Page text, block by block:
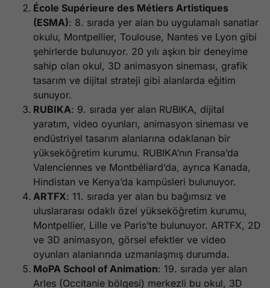
École Supérieure des Métiers Artistiques
(ESMA): 8. sırada yer alan bu uygulamalı sanatlar
okulu, Montpellier, Toulouse, Nantes ve Lyon gibi
şehirlerde bulunuyor. 20 yılı aşkın bir deneyime
sahip olan okul, 3D animasyon sineması, grafik
tasarım ve dijital strateji gibi alanlarda eğitim
sunuyor.
RUBIKA: 9. sırada yer alan RUBIKA, dijital
yaratım, video oyunları, animasyon sineması ve
endüstriyel tasarım alanlarına odaklanan bir
yükseköğretim kurumu. RUBIKA’nın Fransa’da
Valenciennes ve Montbéliard’da, ayrıca Kanada,
Hindistan ve Kenya’da kampüsleri bulunuyor.
ARTFX: 11. sırada yer alan bu bağımsız ve
uluslararası odaklı özel yükseköğretim kurumu,
Montpellier, Lille ve Paris’te bulunuyor. ARTFX, 2D
ve 3D animasyon, görsel efektler ve video
oyunları alanlarında uzmanlaşmış durumda.
MoPA School of Animation: 19. sırada yer alan
Arles (Occitanie bölgesi) merkezli bu okul, 3D